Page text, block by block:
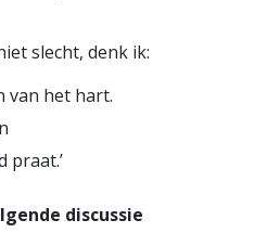
slecht, denk ik:
van het hart.
praat.’
discussie